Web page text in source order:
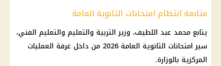
متابعة انتظام امتحانات الثانوية العامة
يتابع محمد عبد اللطيف، وزير التربية والتعليم والتعليم الفني،
سير امتحانات الثانوية العامة 2026 من داخل غرفة العمليات
المركزية بالوزارة.